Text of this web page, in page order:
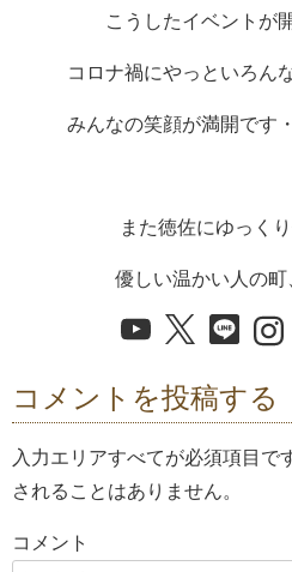
こうしたイベントが
コロナ禍にやっといろん
みんなの笑顔が満開です
また徳佐にゆっく
優しい温かい人の
コメントを投稿する
入力エリアすべてが必須項目で
されることはありません。
コメント